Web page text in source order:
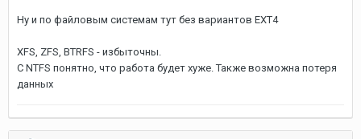
Ну и по файловым системам тут без вариантов EXT4
XFS, ZFS, BTRFS - избыточны.
С NTFS понятно, что работа будет хуже. Также возможна потеря
данных